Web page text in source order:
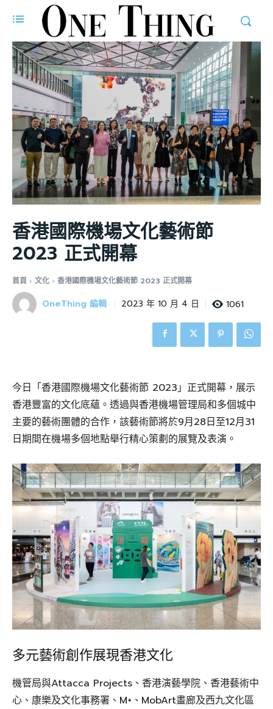
香港國際機場文化藝術節
2023 正式開幕
首頁 文化 香港國際機場文化藝術節 2023 正式開幕
OneThing 編輯 2023 年 10 月 4 日 1061
今日「香港國際機場文化藝術節 2023」正式開幕，展示
香港豐富的文化底蘊。透過與香港機場管理局和多個城中
主要的藝術團體的合作，該藝術節將於9月28日至12月31
日期間在機場多個地點舉行精心策劃的展覽及表演。
多元藝術創作展現香港文化
機管局與Attacca Projects、香港演藝學院、香港藝術中
心、康樂及文化事務署、M+、MobArt畫廊及西九文化區